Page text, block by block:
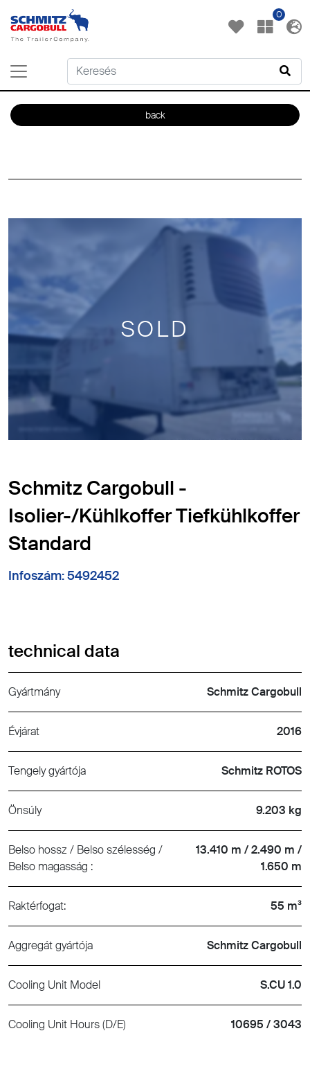
0
back
SOLD
Schmitz Cargobull -
Isolier-/Kühlkoffer Tiefkühlkoffer
Standard
Infoszám: 5492452
technical data
Gyártmány Schmitz Cargobull
Évjárat 2016
Tengely gyártója Schmitz ROTOS
Önsúly 9.203 kg
Belso hossz / Belso szélesség /
Belso magasság :
13.410 m / 2.490 m /
1.650 m
Raktérfogat: 55 m³
Aggregát gyártója Schmitz Cargobull
Cooling Unit Model S.CU 1.0
Cooling Unit Hours (D/E) 10695 / 3043